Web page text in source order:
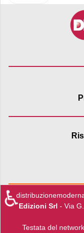
Edizioni Srl - Via
Testata del network